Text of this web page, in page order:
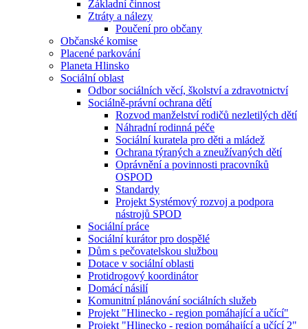
Základní činnost
Ztráty a nálezy
Poučení pro občany
Občanské komise
Placené parkování
Planeta Hlinsko
Sociální oblast
Odbor sociálních věcí, školství a zdravotnictví
Sociálně-právní ochrana dětí
Rozvod manželství rodičů nezletilých dětí
Náhradní rodinná péče
Sociální kuratela pro děti a mládež
Ochrana týraných a zneužívaných dětí
Oprávnění a povinnosti pracovníků
OSPOD
Standardy
Projekt Systémový rozvoj a podpora
nástrojů SPOD
Sociální práce
Sociální kurátor pro dospělé
Dům s pečovatelskou službou
Dotace v sociální oblasti
Protidrogový koordinátor
Domácí násilí
Komunitní plánování sociálních služeb
Projekt "Hlinecko - region pomáhající a učící"
Projekt "Hlinecko - region pomáhající a učící 2"